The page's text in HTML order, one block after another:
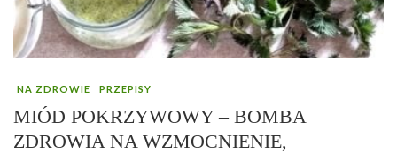
NA ZDROWIE PRZEPISY
MIÓD POKRZYWOWY – BOMBA
ZDROWIA NA WZMOCNIENIE,